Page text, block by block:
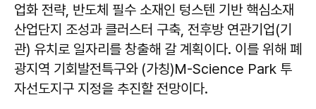
업화 전략, 반도체 필수 소재인 텅스텐 기반 핵심소재
산업단지 조성과 클러스터 구축, 전후방 연관기업(기
관) 유치로 일자리를 창출해 갈 계획이다. 이를 위해 폐
광지역 기회발전특구와 (가칭)M-Science Park 투
자선도지구 지정을 추진할 전망이다.